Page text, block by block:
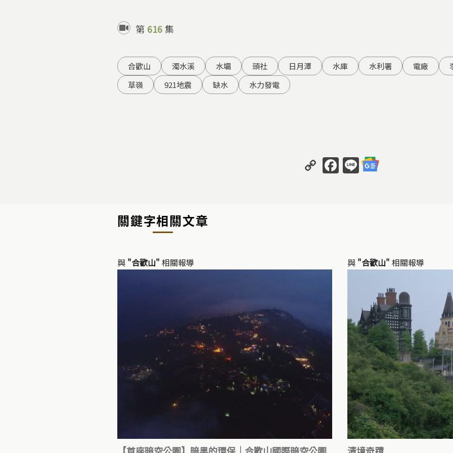
第 616集
合歡山 濁水溪 水壩 頭社 日月潭 水庫 水利署 電廠
草嶺
921地震 缺水 水力發電
Copy
Link
Facebook
Line
關鍵字相關文章
與 "合歡山" 相關報導 與 "合歡山" 相關報導